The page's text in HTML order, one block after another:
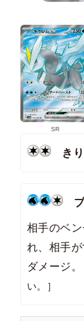
SR
き
ブ
相手のベ
れ、相手
ダメージ。
い。］